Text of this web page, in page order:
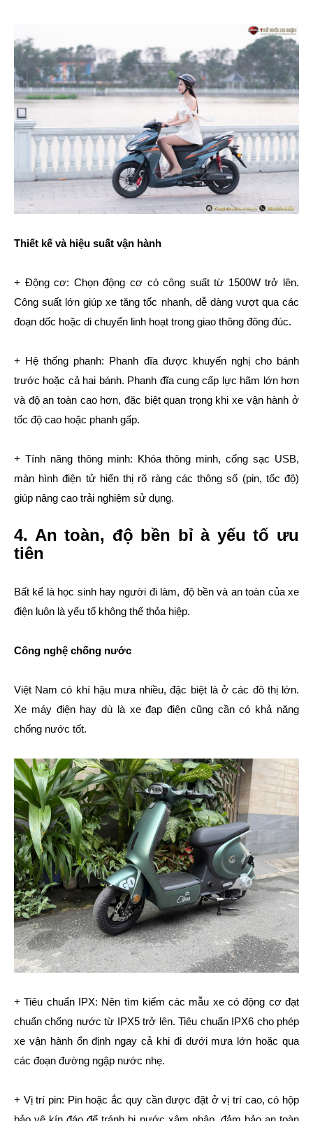
Thiết kế và hiệu suất vận hành
+ Động cơ: Chọn động cơ có công suất từ 1500W trở lên.
Công suất lớn giúp xe tăng tốc nhanh, dễ dàng vượt qua các
đoạn dốc hoặc di chuyển linh hoạt trong giao thông đông đúc.
+ Hệ thống phanh: Phanh đĩa được khuyến nghị cho bánh
trước hoặc cả hai bánh. Phanh đĩa cung cấp lực hãm lớn hơn
và độ an toàn cao hơn, đặc biệt quan trọng khi xe vận hành ở
tốc độ cao hoặc phanh gấp.
+ Tính năng thông minh: Khóa thông minh, cổng sạc USB,
màn hình điện tử hiển thị rõ ràng các thông số (pin, tốc độ)
giúp nâng cao trải nghiệm sử dụng.
4. An toàn, độ bền bỉ à yếu tố ưu
tiên
Bất kể là học sinh hay người đi làm, độ bền và an toàn của xe
điện luôn là yếu tố không thể thỏa hiệp.
Công nghệ chống nước
Việt Nam có khí hậu mưa nhiều, đặc biệt là ở các đô thị lớn.
Xe máy điện hay dù là xe đạp điện cũng cần có khả năng
chống nước tốt.
+ Tiêu chuẩn IPX: Nên tìm kiếm các mẫu xe có động cơ đạt
chuẩn chống nước từ IPX5 trở lên. Tiêu chuẩn IPX6 cho phép
xe vận hành ổn định ngay cả khi đi dưới mưa lớn hoặc qua
các đoạn đường ngập nước nhẹ.
+ Vị trí pin: Pin hoặc ắc quy cần được đặt ở vị trí cao, có hộp